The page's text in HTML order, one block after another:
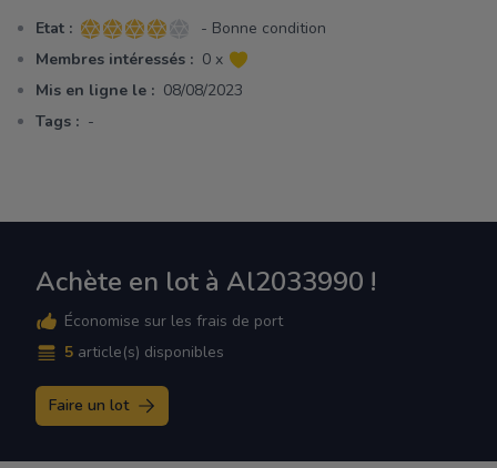
Etat : 4 sur 5 étoiles
- Bonne condition
Membres intéressés : 0 x
Mis en ligne le : 08/08/2023
Tags : -
Achète en lot à Al2033990 !
Économise sur les frais de port
5 article(s) disponibles
Faire un lot